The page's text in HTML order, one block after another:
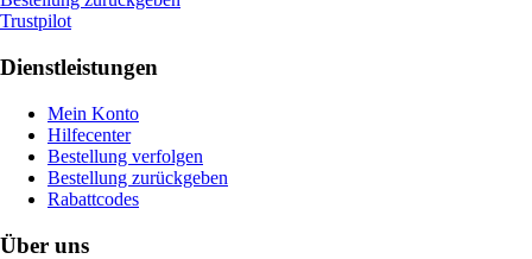
Trustpilot
Dienstleistungen
Mein Konto
Hilfecenter
Bestellung verfolgen
Bestellung zurückgeben
Rabattcodes
Über uns